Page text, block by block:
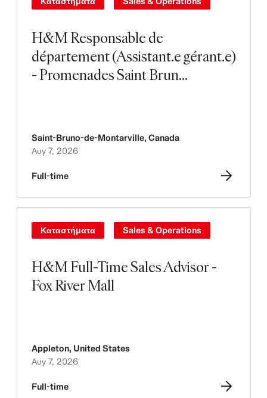
H&M Responsable de
département (Assistant.e gérant.e)
- Promenades Saint Brun...
Saint-Bruno-de-Montarville, Canada
Αυγ 7, 2026
Full-time
H&M Full-Time Sales Advisor -
Fox River Mall
Καταστήματα Sales & Operations
Appleton, United States
Αυγ 7, 2026
Full-time